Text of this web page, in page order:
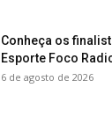
Conheça os
Esporte Foco
6 de agosto de 2026